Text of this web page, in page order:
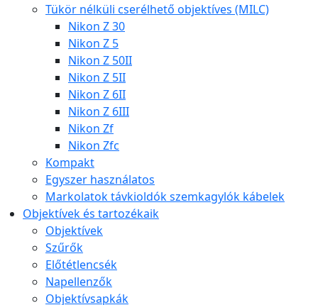
Tükör nélküli cserélhető objektíves (MILC)
Nikon Z 30
Nikon Z 5
Nikon Z 50II
Nikon Z 5II
Nikon Z 6II
Nikon Z 6III
Nikon Zf
Nikon Zfc
Kompakt
Egyszer használatos
Markolatok távkioldók szemkagylók kábelek
Objektívek és tartozékaik
Objektívek
Szűrők
Előtétlencsék
Napellenzők
Objektívsapkák